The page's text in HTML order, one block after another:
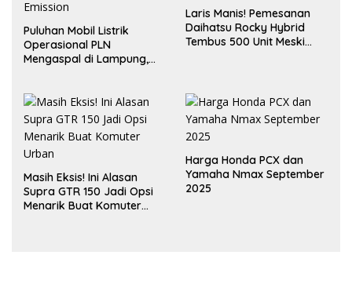
Puluhan Mobil Listrik
Operasional PLN
Mengaspal di Lampung,
Laris Manis! Pemesanan
Daihatsu Rocky Hybrid
Tembus 500 Unit Meski
Masih Eksis! Ini Alasan
Supra GTR 150 Jadi Opsi
Menarik Buat Komuter
Harga Honda PCX dan
Yamaha Nmax September
2025